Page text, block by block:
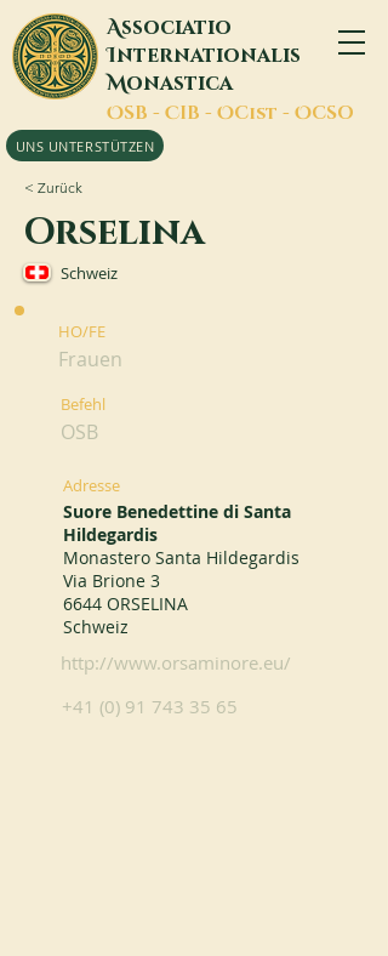
Associatio
Internationalis
Monastica
OSB - CIB - OCist - OCSO
UNS UNTERSTÜTZEN
< Zurück
Orselina
Schweiz
HO/FE
Frauen
Befehl
OSB
Adresse
Suore Benedettine di Santa
Hildegardis
Monastero Santa Hildegardis
Via Brione 3
6644 ORSELINA
Schweiz
http://www.orsaminore.eu/
+41 (0) 91 743 35 65